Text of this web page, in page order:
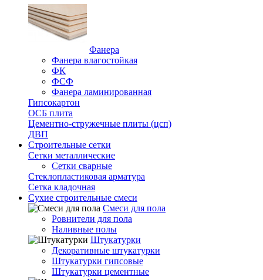
Фанера
Фанера влагостойкая
ФК
ФСФ
Фанера ламинированная
Гипсокартон
ОСБ плита
Цементно-стружечные плиты (цсп)
ДВП
Строительные сетки
Сетки металлические
Сетки сварные
Стеклопластиковая арматура
Сетка кладочная
Сухие строительные смеси
Смеси для пола
Ровнители для пола
Наливные полы
Штукатурки
Декоративные штукатурки
Штукатурки гипсовые
Штукатурки цементные